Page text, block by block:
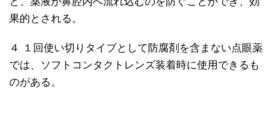
果的とされる。
４ １回使い切りタイプとして防腐剤を含まない点眼薬
では、ソフトコンタクトレンズ装着時に使用できるも
のがある。